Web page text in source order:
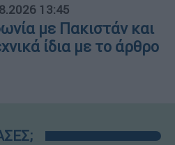
13:45
με Πακιστάν και
ίδια με το άρθρο